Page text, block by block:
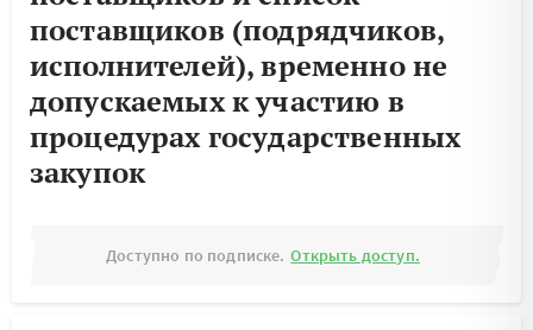
поставщиков (подрядчиков,
исполнителей), временно не
допускаемых к участию в
процедурах государственных
закупок
Доступно по подписке. Открыть доступ.